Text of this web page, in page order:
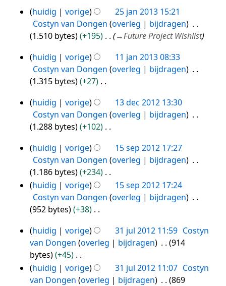
r
i
g
s
m
n
a
t
i
n
g
e
w
e
r
i
g
s
m
n
v
a
t
i
n
g
25
jan
2013
huidig vorige
25 jan 2013 15:21
Costyn van Dongen overleg
bijdragen
1.510 bytes
+195 →Future Project Wishlist
11
jan
2013
huidig vorige
11 jan 2013 08:33
Costyn van Dongen overleg
bijdragen
1.315 bytes
+27
e
n
e
w
e
r
i
n
g
s
s
a
13
dec
2012
huidig vorige
13 dec 2012 13:30
Costyn van Dongen overleg
bijdragen
1.288 bytes
+102
e
n
b
w
r
k
i
n
g
15
sep
2012
huidig vorige
15 sep 2012 17:27
Costyn van Dongen overleg
bijdragen
1.186 bytes
+234
G
e
b
e
w
e
r
huidig vorige
15 sep 2012 17:24
Costyn van Dongen overleg
bijdragen
952 bytes
+38
e
e
n
b
e
31
2012
huidig vorige 31 jul 2012 11:59 Costyn
van Dongen overleg bijdragen
914
bytes
+45
G
e
huidig vorige 31 jul 2012 11:07 Costyn
van Dongen overleg bijdragen
869